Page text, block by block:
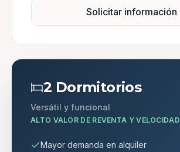
Solicitar información
2 Dormitorios
Versátil y funcional
ALTO VALOR DE REVENTA Y VELOCIDAD
Mayor demanda en alquiler